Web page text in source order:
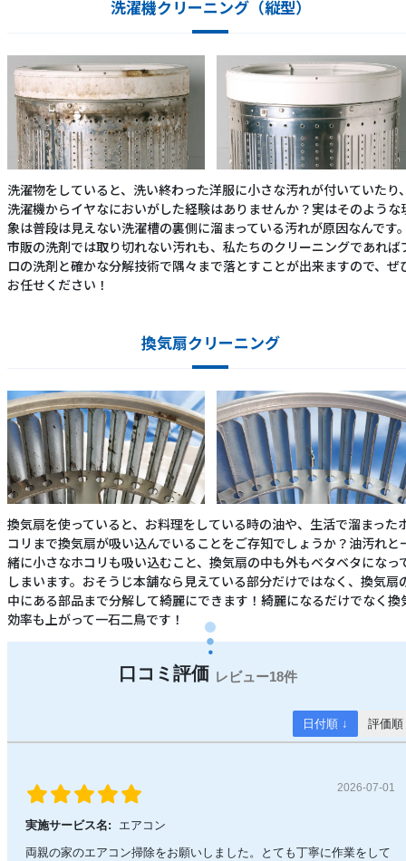
洗濯機クリーニング（縦型）
洗濯物をしていると、洗い終わった洋服に小さな汚れが付いていたり
洗濯機からイヤなにおいがした経験はありませんか？実はそのような
象は普段は見えない洗濯槽の裏側に溜まっている汚れが原因なんです
市販の洗剤では取り切れない汚れも、私たちのクリーニングであれば
ロの洗剤と確かな分解技術で隅々まで落とすことが出来ますので、ぜ
お任せください！
換気扇クリーニング
換気扇を使っていると、お料理をしている時の油や、生活で溜まった
コリまで換気扇が吸い込んでいることをご存知でしょうか？油汚れと
緒に小さなホコリも吸い込むこと、換気扇の中も外もベタベタになっ
しまいます。おそうじ本舗なら見えている部分だけではなく、換気扇
中にある部品まで分解して綺麗にできます！綺麗になるだけでなく換
効率も上がって一石二鳥です！
18件
日付順 ↓ 評価順
2026-07-01
実施サービス名:
エアコン
両親の家のエアコン掃除をお願いしました。とても丁寧に作業をして